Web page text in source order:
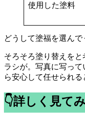
使用した塗料
どうして塗福を選んで
そろそろ塗り替えを
ラシが。写真に写っ
ら安心して任せられる
👇詳しく見て